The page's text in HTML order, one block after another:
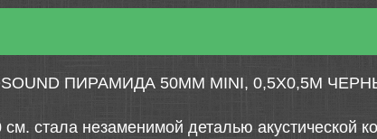
ПИРАМИДА 50ММ MINI, 0,5Х0,5М
стала незаменимой деталью акустической